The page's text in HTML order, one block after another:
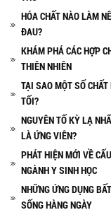
HÓA CHẤT NÀO LÀM
ĐAU?
KHÁM PHÁ CÁC HỢP
THIÊN NHIÊN
TẠI SAO MỘT SỐ
TỐI?
NGUYÊN TỐ KỲ LẠ
LÀ ỨNG VIÊN?
PHÁT HIỆN MỚI VỀ
NGÀNH Y SINH HỌC
NHỮNG ỨNG DỤNG
SỐNG HÀNG NGÀY